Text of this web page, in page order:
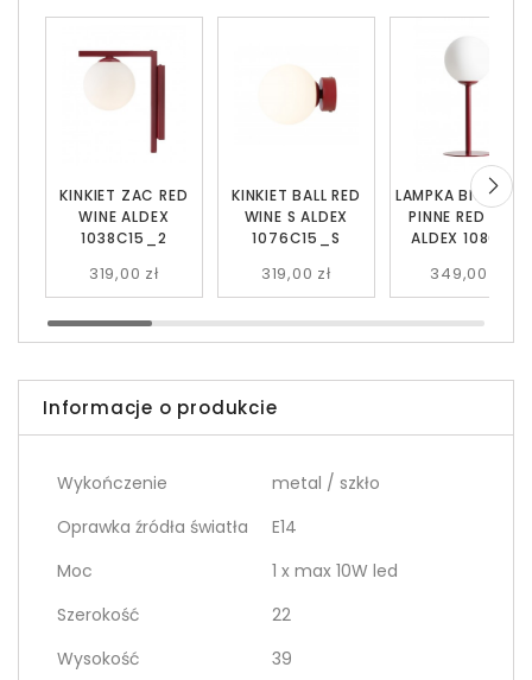
KINKIET ZAC RED
WINE ALDEX
1038C15_2
319,00 zł
LAMPKA
PINNE RED WINE
ALDEX 1080B15
349,00 zł
KINKIET BALL RED
WINE S ALDEX
1076C15_S
319,00 zł
Informacje o produkcie
Wykończenie
metal / szkło
Oprawka źródła światła
E14
Moc
1 x max 10W led
Szerokość
22
Wysokość
39